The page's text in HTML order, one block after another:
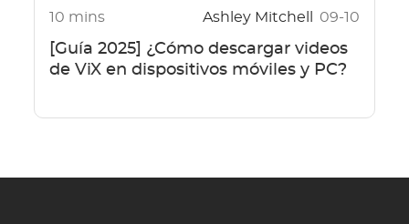
10 mins Ashley Mitchell 09-10
[Guía 2025] ¿Cómo descargar videos
de ViX en dispositivos móviles y PC?